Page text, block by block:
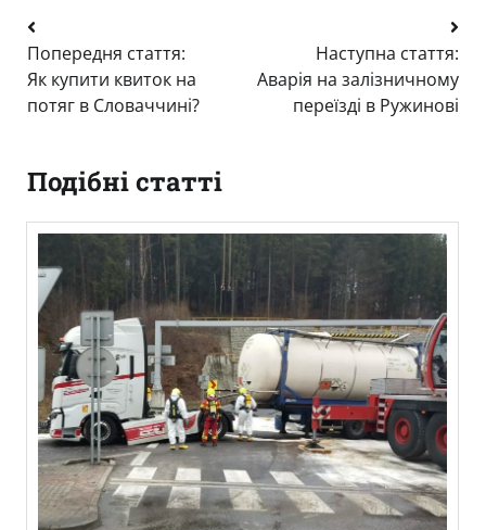
Навігація
записів
Попередня стаття:
Як купити квиток на
потяг в Словаччині?
Наступна стаття:
Аварія на залізничному
переїзді в Ружинові
Подібні статті